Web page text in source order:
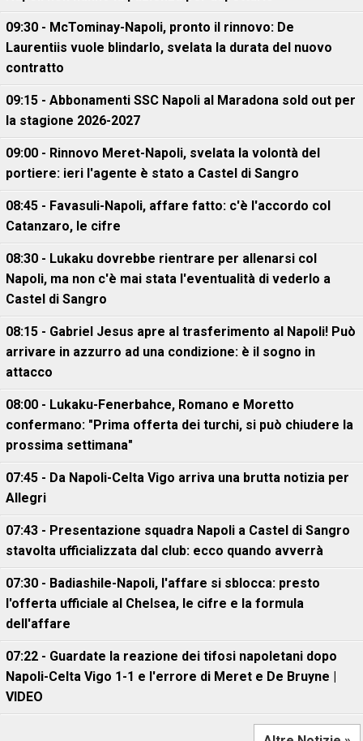
09:30 - McTominay-Napoli, pronto il rinnovo: De
Laurentiis vuole blindarlo, svelata la durata del nuovo
contratto
09:15 - Abbonamenti SSC Napoli al Maradona sold out per
la stagione 2026-2027
09:00 - Rinnovo Meret-Napoli, svelata la volontà del
portiere: ieri l'agente è stato a Castel di Sangro
08:45 - Favasuli-Napoli, affare fatto: c'è l'accordo col
Catanzaro, le cifre
08:30 - Lukaku dovrebbe rientrare per allenarsi col
Napoli, ma non c'è mai stata l'eventualità di vederlo a
Castel di Sangro
08:15 - Gabriel Jesus apre al trasferimento al Napoli! Può
arrivare in azzurro ad una condizione: è il sogno in
attacco
08:00 - Lukaku-Fenerbahce, Romano e Moretto
confermano: "Prima offerta dei turchi, si può chiudere la
prossima settimana"
07:45 - Da Napoli-Celta Vigo arriva una brutta notizia per
Allegri
07:43 - Presentazione squadra Napoli a Castel di Sangro
stavolta ufficializzata dal club: ecco quando avverrà
07:30 - Badiashile-Napoli, l'affare si sblocca: presto
l'offerta ufficiale al Chelsea, le cifre e la formula
dell'affare
07:22 - Guardate la reazione dei tifosi napoletani dopo
Napoli-Celta Vigo 1-1 e l'errore di Meret e De Bruyne |
VIDEO